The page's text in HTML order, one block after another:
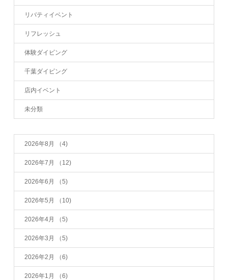
リバティイベント
リフレッシュ
体験ダイビング
千葉ダイビング
店内イベント
未分類
2026年8月 （4)
2026年7月 （12)
2026年6月 （5)
2026年5月 （10)
2026年4月 （5)
2026年3月 （5)
2026年2月 （6)
2026年1月 （6)